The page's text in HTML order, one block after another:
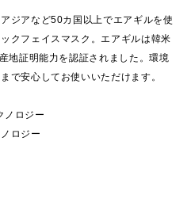
ジアなど50カ国以上でエアギルを使
クフェイスマスク。エアギルは韓米
地証明能力を認証されました。環境
で安心してお使いいただけます。
ノロジー
ロジー